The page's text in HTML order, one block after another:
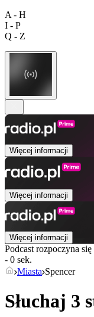
A - H
I - P
Q - Z
Więcej informacji
Więcej informacji
Więcej informacji
Podcast rozpoczyna
- 0 sek.
Miasta Spencer
Słuchaj 3